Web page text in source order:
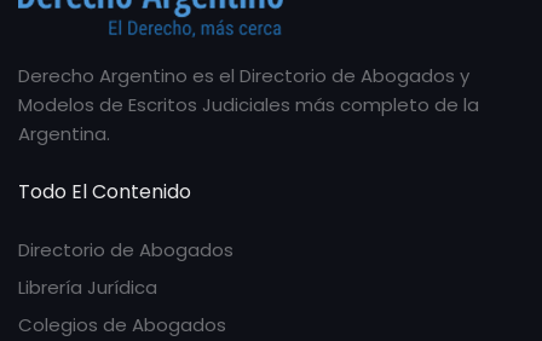
Derecho Argentino es el Directorio de Abogados y
Modelos de Escritos Judiciales más completo de la
Argentina.
Todo El Contenido
Directorio de Abogados
Librería Jurídica
Colegios de Abogados